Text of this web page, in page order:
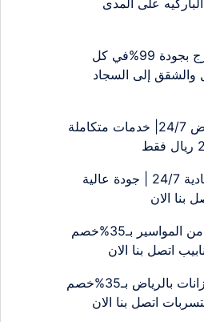
شركة تنظيف بالخرج بجودة 99%في كل
والشقق إلى السجاد
شركة نظافة بالرياض 24/7| خدمات متكاملة
شركة تنظيف بالبجادية 24/7 | جودة عالية
بنا الان
علاج تسرب المياه من المواسير بـ35%خصم
اتصل بنا الان
كشف تسربات الخزانات بالرياض بـ35%خصم
اتصل بنا الان